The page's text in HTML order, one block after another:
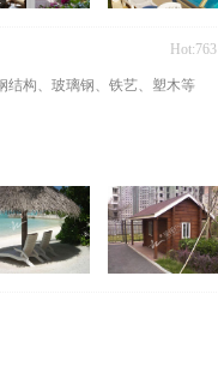
Hot:763
结构、玻璃钢、铁艺、塑木等